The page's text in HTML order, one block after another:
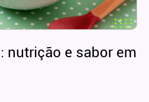
nutrição e sabor em